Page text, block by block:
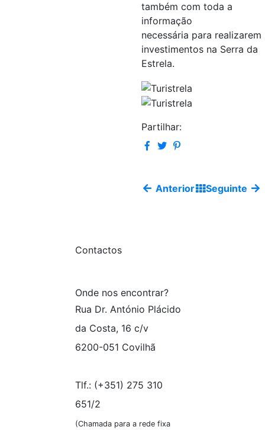
também com toda a
informação
necessária para realizarem
investimentos na Serra da
Estrela.
Partilhar:
Anterior Seguinte
Contactos
Onde nos encontrar?
Rua Dr. António Plácido
da Costa, 16 c/v
6200-051 Covilhã
Tlf.: (+351) 275 310
651/2
(Chamada para a rede fixa